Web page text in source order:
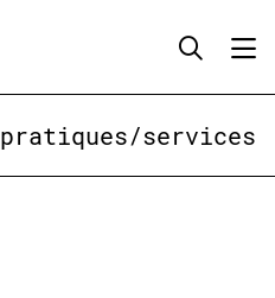
pratiques/services